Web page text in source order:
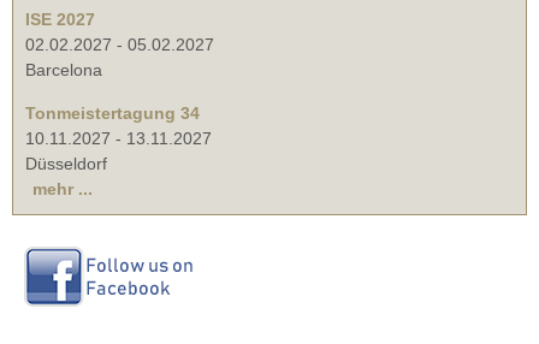
ISE 2027
02.02.2027 - 05.02.2027
Barcelona
Tonmeistertagung 34
10.11.2027 - 13.11.2027
Düsseldorf
mehr ...